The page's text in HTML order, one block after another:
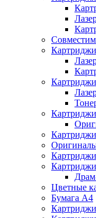
Картриджи
Цветные
Бумага А4